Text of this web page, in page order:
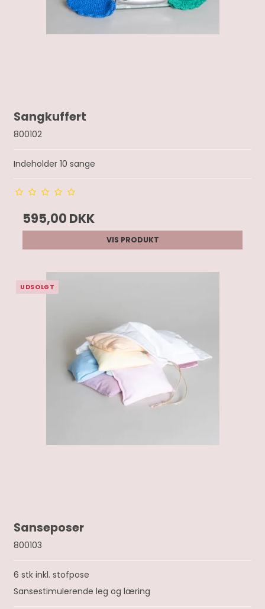
Sangkuffert
800102
Indeholder 10 sange
595,00 DKK
VIS PRODUKT
UDSOLGT
Sanseposer
800103
6 stk inkl. stofpose
Sansestimulerende leg og læring